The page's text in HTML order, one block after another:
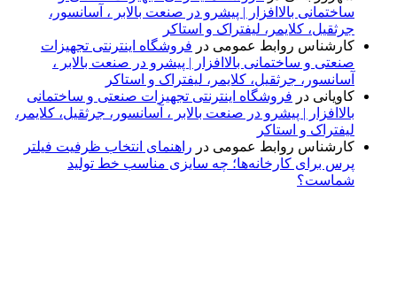
ساختمانی بالاافزار | پیشرو در صنعت بالابر ، آسانسور،
جرثقیل، کلایمر، لیفتراک و استاکر
کارشناس روابط عمومی در فروشگاه اینترنتی تجهیزات
صنعتی و ساختمانی بالاافزار | پیشرو در صنعت بالابر ،
آسانسور، جرثقیل، کلایمر، لیفتراک و استاکر
کاویانی در فروشگاه اینترنتی تجهیزات صنعتی و ساختمانی
بالاافزار | پیشرو در صنعت بالابر ، آسانسور، جرثقیل، کلایمر،
لیفتراک و استاکر
کارشناس روابط عمومی در راهنمای انتخاب ظرفیت فیلتر
پرس برای کارخانه‌ها؛ چه سایزی مناسب خط تولید
شماست؟